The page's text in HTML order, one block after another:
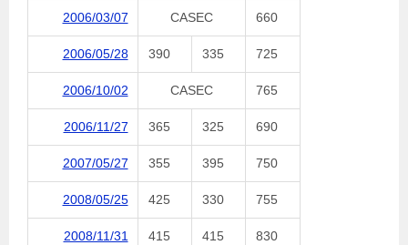
2006/03/07 CASEC 660
2006/05/28 390 335 725
2006/10/02 CASEC 765
2006/11/27 365 325 690
2007/05/27 355 395 750
2008/05/25 425 330 755
2008/11/31 415 415 830